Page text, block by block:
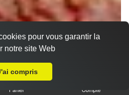
Panier Compte
pour vous garantir la
notre site Web
compris